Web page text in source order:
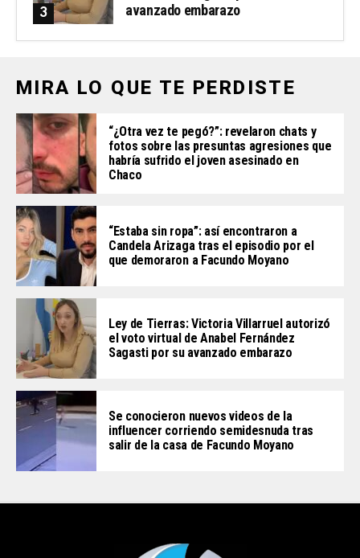
avanzado embarazo
MIRA LO QUE TE PERDISTE
“¿Otra vez te pegó?”: revelaron chats y
fotos sobre las presuntas agresiones que
habría sufrido el joven asesinado en
Chaco
“Estaba sin ropa”: así encontraron a
Candela Arizaga tras el episodio por el
que demoraron a Facundo Moyano
Ley de Tierras: Victoria Villarruel autorizó
el voto virtual de Anabel Fernández
Sagasti por su avanzado embarazo
Se conocieron nuevos videos de la
influencer corriendo semidesnuda tras
salir de la casa de Facundo Moyano